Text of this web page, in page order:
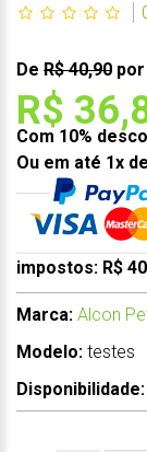
De R$ 40,90
R$
Com 10%
Ou em até 1x
impostos: R$
Marca: Alcon
Modelo: testes
Disponibilidade: